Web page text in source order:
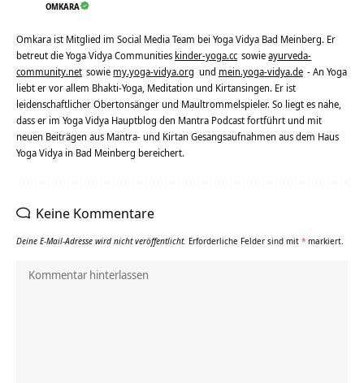
OMKARA
Omkara ist Mitglied im Social Media Team bei Yoga Vidya Bad Meinberg. Er
betreut die Yoga Vidya Communities kinder-yoga.cc sowieayurveda-
community.net sowie my.yoga-vidya.org und mein.yoga-vidya.de - An Yoga
liebt er vor allem Bhakti-Yoga, Meditation und Kirtansingen. Er ist
leidenschaftlicher Obertonsänger und Maultrommelspieler. So liegt es nahe,
dass er im Yoga Vidya Hauptblog den Mantra Podcast fortführt und mit
neuen Beiträgen aus Mantra- und Kirtan Gesangsaufnahmen aus dem Haus
Yoga Vidya in Bad Meinberg bereichert.
Keine Kommentare
Deine E-Mail-Adresse wird nicht veröffentlicht. Erforderliche Felder sind mit * markiert.